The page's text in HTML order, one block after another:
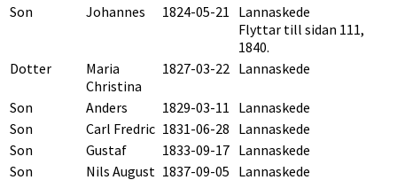
Son Johannes 1824-05-21 Lannaskede
Flyttar till sidan 111,
1840.
Dotter
Maria
Christina
1827-03-22 Lannaskede
Son Anders 1829-03-11 Lannaskede
Son
Carl Fredric 1831-06-28 Lannaskede
Son
Gustaf 1833-09-17 Lannaskede
Son
Nils August 1837-09-05 Lannaskede